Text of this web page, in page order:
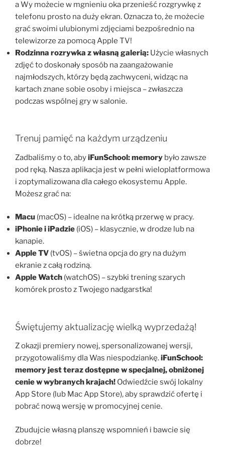
a Wy możecie w mgnieniu oka przenieść rozgrywkę z
telefonu prosto na duży ekran. Oznacza to, że możecie
grać swoimi ulubionymi zdjęciami bezpośrednio na
telewizorze za pomocą Apple TV!
Rodzinna rozrywka z własną galerią: Użycie własnych
zdjęć to doskonały sposób na zaangażowanie
najmłodszych, którzy będą zachwyceni, widząc na
kartach znane sobie osoby i miejsca – zwłaszcza
podczas wspólnej gry w salonie.
Trenuj pamięć na każdym urządzeniu
Zadbaliśmy o to, abyiFunSchool: memory było zawsze
pod ręką. Nasza aplikacja jest w pełni wieloplatformowa
i zoptymalizowana dla całego ekosystemu Apple.
Możesz grać na:
Macu (macOS) – idealne na krótką przerwę w pracy.
iPhonie i iPadzie (iOS) – klasycznie, w drodze lub na
kanapie.
Apple TV (tvOS) – świetna opcja do gry na dużym
ekranie z całą rodziną.
Apple Watch (watchOS) – szybki trening szarych
komórek prosto z Twojego nadgarstka!
Świętujemy aktualizację wielką wyprzedażą!
Z okazji premiery nowej, spersonalizowanej wersji,
przygotowaliśmy dla Was niespodziankę.iFunSchool:
memory jest teraz dostępne w specjalnej, obniżonej
cenie w wybranych krajach! Odwiedźcie swój lokalny
App Store (lub Mac App Store), aby sprawdzić ofertę i
pobrać nową wersję w promocyjnej cenie.
Zbudujcie własną planszę wspomnień i bawcie się
dobrze!